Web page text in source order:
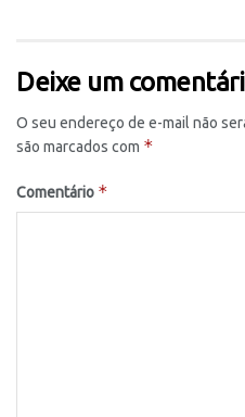
Deixe um
O seu endereço de e-mail não
são marcados com *
Comentário *